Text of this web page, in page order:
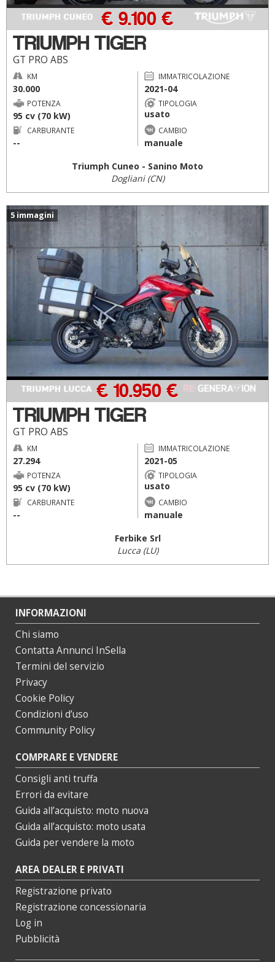
TRIUMPH TIGER
GT PRO ABS
€ 9.100 €
KM
30.000
IMMATRICOLAZIONE
2021-04
POTENZA
95 cv (70 kW)
TIPOLOGIA
usato
CARBURANTE
--
CAMBIO
manuale
Triumph Cuneo - Sanino Moto
Dogliani (CN)
5 immagini
TRIUMPH TIGER
GT PRO ABS
€ 10.950 €
KM
27.294
IMMATRICOLAZIONE
2021-05
POTENZA
95 cv (70 kW)
TIPOLOGIA
usato
CARBURANTE
--
CAMBIO
manuale
Ferbike Srl
Lucca (LU)
INFORMAZIONI
Chi siamo
Contatta Annunci InSella
Termini del servizio
Privacy
Cookie Policy
Condizioni d’uso
Community Policy
COMPRARE E VENDERE
Consigli anti truffa
Errori da evitare
Guida all’acquisto: moto nuova
Guida all’acquisto: moto usata
Guida per vendere la moto
AREA DEALER E PRIVATI
Registrazione privato
Registrazione concessionaria
Log in
Pubblicità